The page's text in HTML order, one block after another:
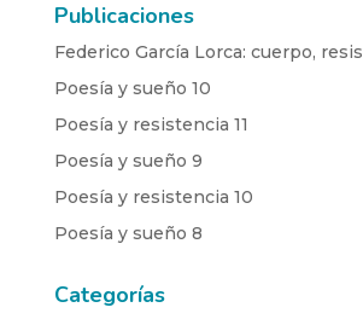
Publicaciones
Federico García Lorca: cuerpo,
Poesía y sueño 10
Poesía y resistencia 11
Poesía y sueño 9
Poesía y resistencia 10
Poesía y sueño 8
Categorías